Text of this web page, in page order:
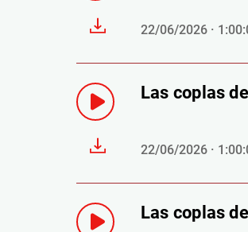
22/06/2026 ·
Las coplas
22/06/2026 ·
Las coplas